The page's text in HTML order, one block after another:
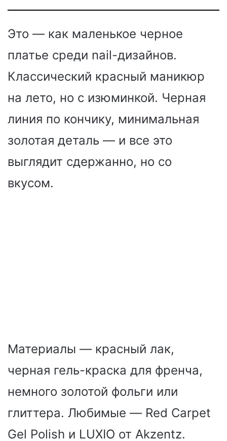
Это — как маленькое черное
платье среди nail-дизайнов.
Классический красный маникюр
на лето, но с изюминкой. Черная
линия по кончику, минимальная
золотая деталь — и все это
выглядит сдержанно, но со
вкусом.
Материалы — красный лак,
черная гель-краска для френча,
немного золотой фольги или
глиттера. Любимые — Red Carpet
Gel Polish и LUXIO от Akzentz.